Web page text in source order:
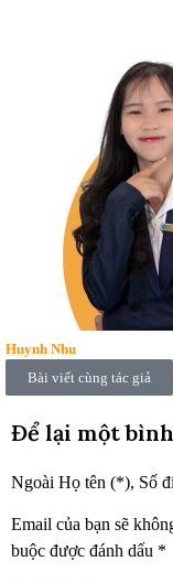
Huynh Nhu
Bài viết cùng tác giả
Để lại một
Ngoài Họ tên (*), Số
Email của bạn sẽ
buộc được đánh dấu *